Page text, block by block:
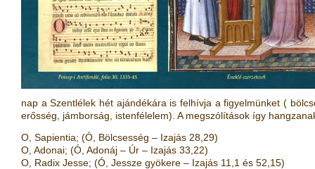
nap a Szentlélek hét ajándékára is felhívja a figyelmünket (
erősség, jámborság, istenfélelem). A megszólítások így
O, Sapientia; (Ó, Bölcsesség – Izajás 28,29)
O, Adonai; (Ó, Adonáj – Úr – Izajás 33,22)
O, Radix Jesse; (Ó, Jessze gyökere – Izajás 11,1 és 52,15)